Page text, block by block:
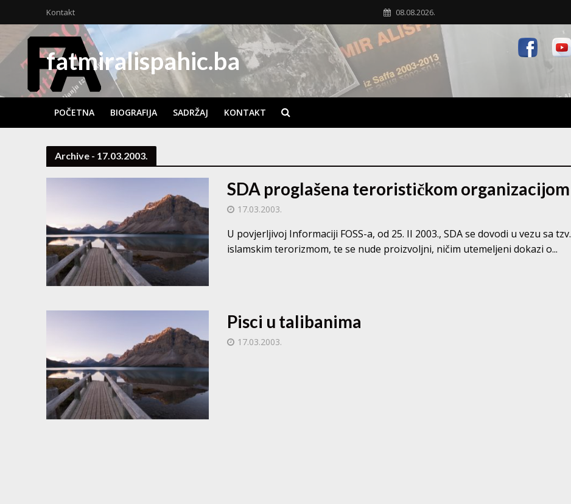
Kontakt 08.08.2026.
fatmiralispahic.ba
POČETNA BIOGRAFIJA SADRŽAJ KONTAKT
Archive - 17.03.2003.
SDA proglašena terorističkom organizacijom
17.03.2003.
U povjerljivoj Informaciji FOSS-a, od 25. II 2003., SDA se dovodi u vezu sa tzv.
islamskim terorizmom, te se nude proizvoljni, ničim utemeljeni dokazi o...
Pisci u talibanima
17.03.2003.